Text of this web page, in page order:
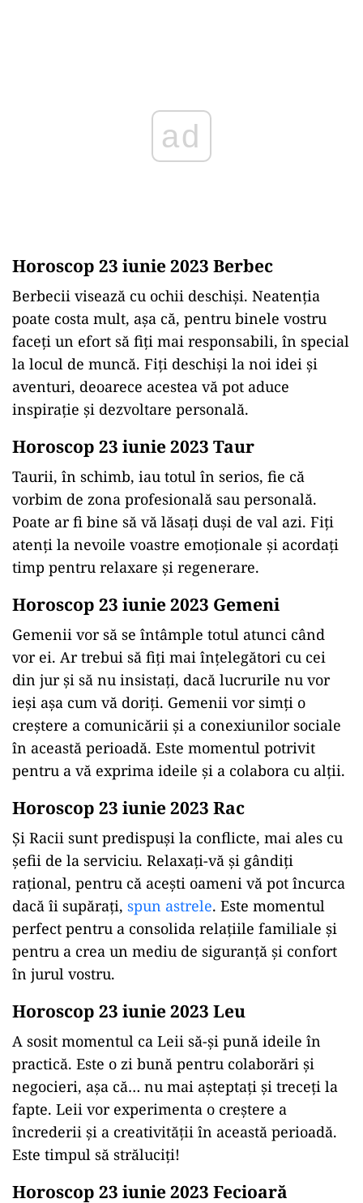
Horoscop 23 iunie 2023 Berbec
Berbecii visează cu ochii deschiși. Neatenția
poate costa mult, așa că, pentru binele vostru
faceți un efort să fiți mai responsabili, în special
la locul de muncă. Fiți deschiși la noi idei și
aventuri, deoarece acestea vă pot aduce
inspirație și dezvoltare personală.
Horoscop 23 iunie 2023 Taur
Taurii, în schimb, iau totul în serios, fie că
vorbim de zona profesională sau personală.
Poate ar fi bine să vă lăsați duși de val azi. Fiți
atenți la nevoile voastre emoționale și acordați
timp pentru relaxare și regenerare.
Horoscop 23 iunie 2023 Gemeni
Gemenii vor să se întâmple totul atunci când
vor ei. Ar trebui să fiți mai înțelegători cu cei
din jur și să nu insistați, dacă lucrurile nu vor
ieşi așa cum vă doriți. Gemenii vor simți o
creștere a comunicării și a conexiunilor sociale
în această perioadă. Este momentul potrivit
pentru a vă exprima ideile și a colabora cu alții.
Horoscop 23 iunie 2023 Rac
Și Racii sunt predispuși la conflicte, mai ales cu
șefii de la serviciu. Relaxați-vă și gândiți
rațional, pentru că acești oameni vă pot încurca
dacă îi supărați, spun astrele. Este momentul
perfect pentru a consolida relațiile familiale și
pentru a crea un mediu de siguranță și confort
în jurul vostru.
Horoscop 23 iunie 2023 Leu
A sosit momentul ca Leii să-și pună ideile în
practică. Este o zi bună pentru colaborări și
negocieri, așa că… nu mai așteptați și treceți la
fapte. Leii vor experimenta o creștere a
încrederii și a creativității în această perioadă.
Este timpul să străluciți!
Horoscop 23 iunie 2023 Fecioară